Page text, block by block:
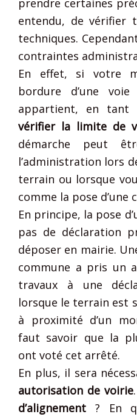
prendre certaines
entendu, de vérifier
techniques.
contraintes
En effet, si votre
bordure d’une
appartient, en tant
vérifier la limite de
démarche peut
l’administration lors
terrain ou lorsque
comme la pose d’une
En principe, la pose
pas de déclaration
déposer en mairie.
commune a pris un
travaux à une
lorsque le terrain est
à proximité d’un
faut savoir que la
ont voté cet arrêté.
En plus, il sera
autorisation de voirie
d’alignement ? En